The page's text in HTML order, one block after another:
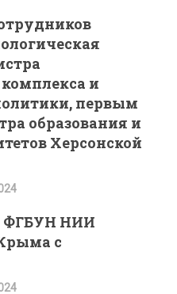
и
первым
образования и
Херсонской
ФГБУН НИИ
с